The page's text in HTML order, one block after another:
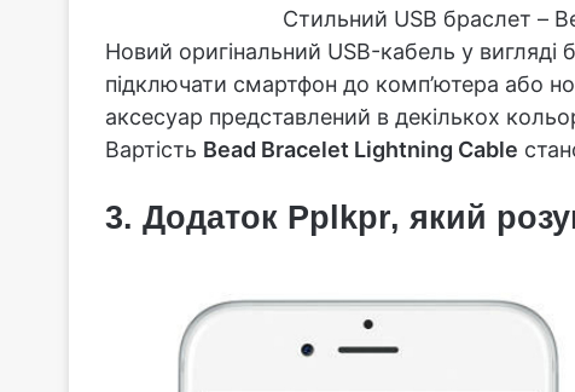
Стильний USB браслет –
Новий оригінальний USB-кабель у
підключати смартфон до комп’ютера або
аксесуар представлений в декількох
Вартість Bead Bracelet Lightning Cable
3. Додаток Рplkpr, який